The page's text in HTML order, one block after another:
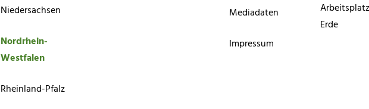
Niedersachsen
Nordrhein-
Westfalen
Rheinland-Pfalz
Mediadaten
Impressum
Erde